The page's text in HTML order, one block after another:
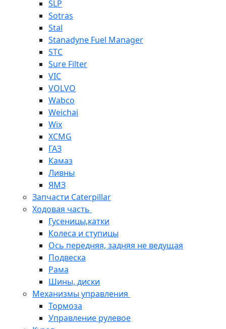
SLP
Sotras
Stal
Stanadyne Fuel Manager
STC
Sure Filter
VIC
VOLVO
Wabco
Weichai
Wix
XCMG
ГАЗ
Камаз
Ливны
ЯМЗ
Запчасти Caterpillar
Ходовая часть
Гусеницы,катки
Колеса и ступицы
Ось передняя, задняя не ведущая
Подвеска
Рама
Шины, диски
Механизмы управления
Тормоза
Управление рулевое